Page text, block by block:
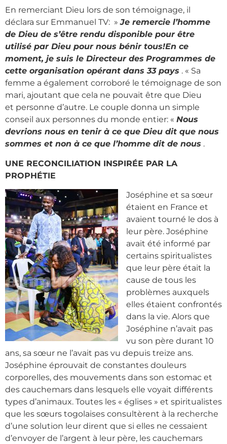
En remerciant Dieu lors de son témoignage, il
déclara sur Emmanuel TV: »Je remercie l’homme
de Dieu de s’être rendu disponible pour être
utilisé par Dieu pour nous bénir tous!En ce
moment, je suis le Directeur des Programmes de
cette organisation opérant dans 33 pays . « Sa
femme a également corroboré le témoignage de son
mari, ajoutant que cela ne pouvait être que Dieu
et personne d’autre. Le couple donna un simple
conseil aux personnes du monde entier: « Nous
devrions nous en tenir à ce que Dieu dit que nous
sommes et non à ce que l’homme dit de nous .
UNE RECONCILIATION INSPIRÉE PAR LA
PROPHÉTIE
Joséphine et sa sœur
étaient en France et
avaient tourné le dos à
leur père. Joséphine
avait été informé par
certains spiritualistes
que leur père était la
cause de tous les
problèmes auxquels
elles étaient confrontés
dans la vie. Alors que
Joséphine n’avait pas
vu son père durant 10
ans, sa sœur ne l’avait pas vu depuis treize ans.
Joséphine éprouvait de constantes douleurs
corporelles, des mouvements dans son estomac et
des cauchemars dans lesquels elle voyait différents
types d’animaux. Toutes les « églises » et spiritualistes
que les sœurs togolaises consultèrent à la recherche
d’une solution leur dirent que si elles ne cessaient
d’envoyer de l’argent à leur père, les cauchemars